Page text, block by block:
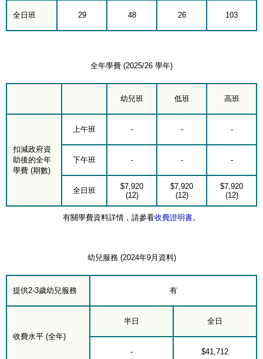
全日班 29 48 26 103
全年學費 (2025/26 學年)
幼兒班 低班 高班
扣減政府資
助後的全年
學費 (期數)
上午班 - - -
下午班 - - -
全日班
$7,920
(12)
$7,920
(12)
$7,920
(12)
有關學費資料詳情，請參看收費證明書。
幼兒服務 (2024年9月資料)
提供2-3歲幼兒服務 有
收費水平 (全年)
半日 全日
- $41,712